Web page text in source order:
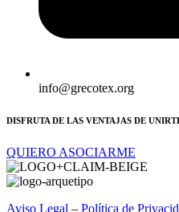
info@grecotex.org
DISFRUTA DE LAS VENTAJAS DE
QUIERO ASOCIARME
Aviso Legal – Política de